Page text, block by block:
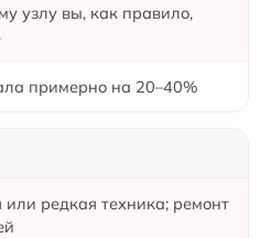
узлу вы, как правило,
примерно на 20–40%
или редкая техника; ремонт